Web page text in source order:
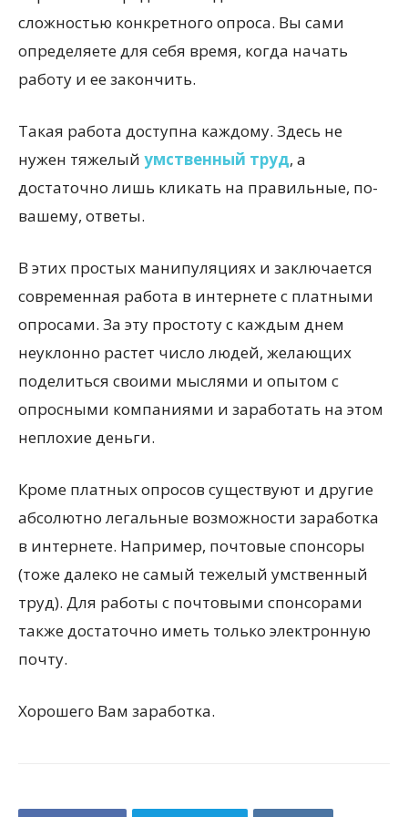
сложностью конкретного опроса. Вы сами
определяете для себя время, когда начать
работу и ее закончить.
Такая работа доступна каждому. Здесь не
нужен тяжелый умственный труд, а
достаточно лишь кликать на правильные, по-
вашему, ответы.
В этих простых манипуляциях и заключается
современная работа в интернете с платными
опросами. За эту простоту с каждым днем
неуклонно растет число людей, желающих
поделиться своими мыслями и опытом с
опросными компаниями и заработать на этом
неплохие деньги.
Кроме платных опросов существуют и другие
абсолютно легальные возможности заработка
в интернете. Например, почтовые спонсоры
(тоже далеко не самый тежелый умственный
труд). Для работы с почтовыми спонсорами
также достаточно иметь только электронную
почту.
Хорошего Вам заработка.